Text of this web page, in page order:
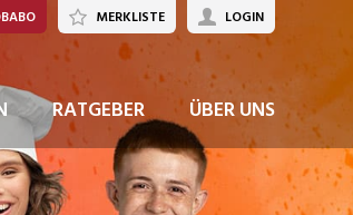
RATGEBER ÜBER UNS
MERKLISTE LOGIN